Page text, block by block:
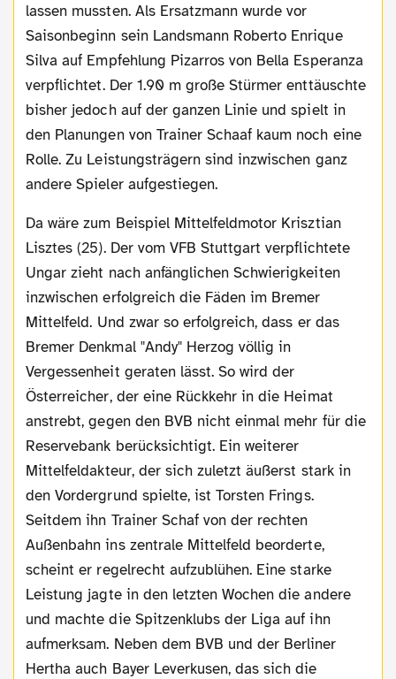
lassen mussten. Als Ersatzmann wurde vor
Saisonbeginn sein Landsmann Roberto Enrique
Silva auf Empfehlung Pizarros von Bella Esperanza
verpflichtet. Der 1.90 m große Stürmer enttäuschte
bisher jedoch auf der ganzen Linie und spielt in
den Planungen von Trainer Schaaf kaum noch eine
Rolle. Zu Leistungsträgern sind inzwischen ganz
andere Spieler aufgestiegen.
Da wäre zum Beispiel Mittelfeldmotor Krisztian
Lisztes (25). Der vom VFB Stuttgart verpflichtete
Ungar zieht nach anfänglichen Schwierigkeiten
inzwischen erfolgreich die Fäden im Bremer
Mittelfeld. Und zwar so erfolgreich, dass er das
Bremer Denkmal "Andy" Herzog völlig in
Vergessenheit geraten lässt. So wird der
Österreicher, der eine Rückkehr in die Heimat
anstrebt, gegen den BVB nicht einmal mehr für die
Reservebank berücksichtigt. Ein weiterer
Mittelfeldakteur, der sich zuletzt äußerst stark in
den Vordergrund spielte, ist Torsten Frings.
Seitdem ihn Trainer Schaf von der rechten
Außenbahn ins zentrale Mittelfeld beorderte,
scheint er regelrecht aufzublühen. Eine starke
Leistung jagte in den letzten Wochen die andere
und machte die Spitzenklubs der Liga auf ihn
aufmerksam. Neben dem BVB und der Berliner
Hertha auch Bayer Leverkusen, das sich die